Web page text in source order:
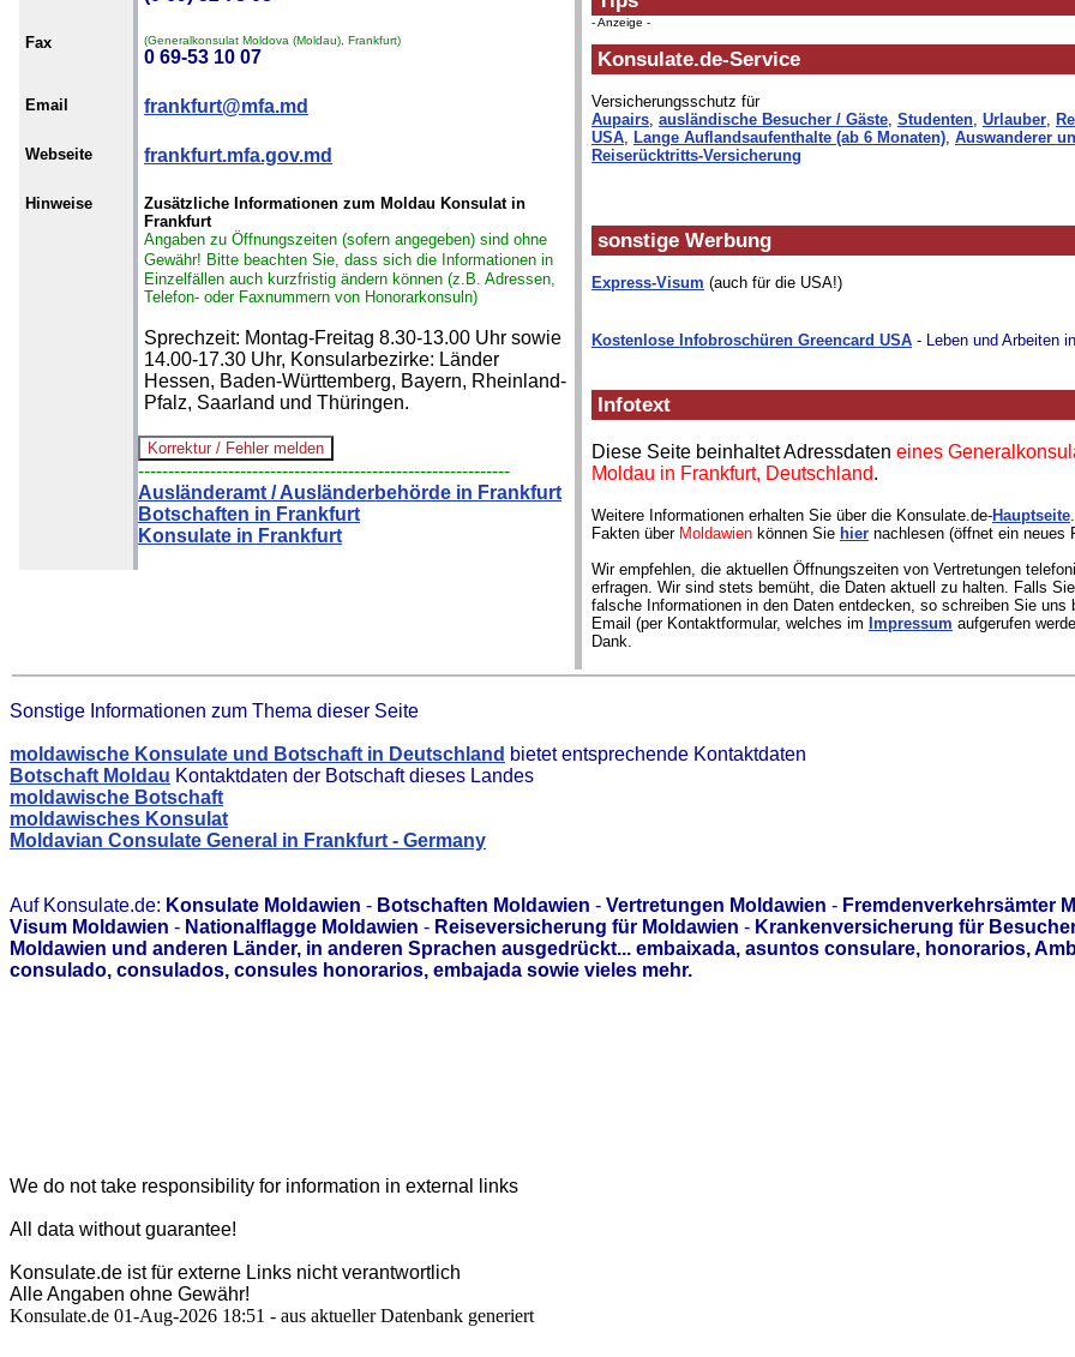
Fax (Generalkonsulat Moldova (Moldau), Frankfurt)
0 69-53 10 07
Email frankfurt@mfa.md
Webseite frankfurt.mfa.gov.md
Hinweise
Zusätzliche Informationen zum Moldau Konsulat in
Frankfurt
Angaben zu Öffnungszeiten (sofern angegeben) sind ohne
Gewähr! Bitte beachten Sie, dass sich die Informationen in
Einzelfällen auch kurzfristig ändern können (z.B. Adressen,
Telefon- oder Faxnummern von Honorarkonsuln)
Sprechzeit: Montag-Freitag 8.30-13.00 Uhr sowie
14.00-17.30 Uhr, Konsularbezirke: Länder
Hessen, Baden-Württemberg, Bayern, Rheinland-
Pfalz, Saarland und Thüringen.
--------------------------------------------------------------
Ausländeramt / Ausländerbehörde in Frankfurt
Botschaften in Frankfurt
Konsulate in Frankfurt
- Anzeige -
Konsulate.de-Service
Versicherungsschutz für
Aupairs, ausländische Besucher / Gäste, Studenten, Urlauber,
USA, Lange Auflandsaufenthalte (ab 6 Monaten), Auswanderer
Reiserücktritts-Versicherung
sonstige Werbung
Express-Visum (auch für die USA!)
Kostenlose Infobroschüren Greencard USA - Leben und Arbeiten
Infotext
Diese Seite beinhaltet Adressdaten eines
Moldau in Frankfurt, Deutschland.
Weitere Informationen erhalten Sie über die Konsulate.de-Hauptseite
Fakten über Moldawien können Sie hier nachlesen (öffnet ein neues
Wir empfehlen, die aktuellen Öffnungszeiten von Vertretungen
erfragen. Wir sind stets bemüht, die Daten aktuell zu halten. Falls
falsche Informationen in den Daten entdecken, so schreiben Sie uns
Email (per Kontaktformular, welches im Impressum aufgerufen
Dank.
Sonstige Informationen zum Thema dieser Seite
moldawische Konsulate und Botschaft in Deutschland bietet entsprechende Kontaktdaten
Botschaft Moldau Kontaktdaten der Botschaft dieses Landes
moldawische Botschaft
moldawisches Konsulat
Moldavian Consulate General in Frankfurt - Germany
Auf Konsulate.de: Konsulate Moldawien - Botschaften Moldawien - Vertretungen Moldawien - Fremdenverkehrsämter
Visum Moldawien - Nationalflagge Moldawien - Reiseversicherung für Moldawien - Krankenversicherung für
Moldawien und anderen Länder, in anderen Sprachen ausgedrückt... embaixada, asuntos consulare, honorarios,
consulado, consulados, consules honorarios, embajada sowie vieles mehr.
We do not take responsibility for information in external links
All data without guarantee!
Konsulate.de ist für externe Links nicht verantwortlich
Alle Angaben ohne Gewähr!
Konsulate.de 01-Aug-2026 18:51 - aus aktueller Datenbank generiert